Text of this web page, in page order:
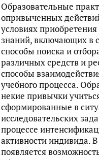
Образовательные
опривыченных
условиях
знаний, включающих в
способы поиска и
различных средств и
способы
учебного процесса.
некие привычки
сформированные в
исследовательских
процессе
активности индивида.
появляется